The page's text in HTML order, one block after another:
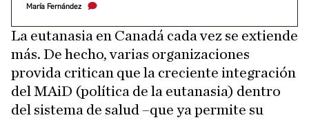
María Fernández
La eutanasia en Canadá cada vez se extiende
más. De hecho, varias organizaciones
provida critican que la creciente integración
del MAiD (política de la eutanasia) dentro
del sistema de salud –que ya permite su